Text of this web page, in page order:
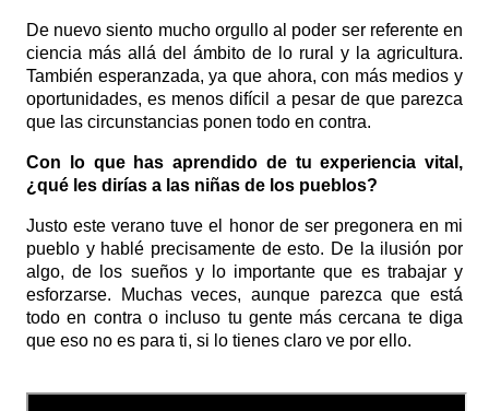
De nuevo siento mucho orgullo al poder ser referente en
ciencia más allá del ámbito de lo rural y la agricultura.
También esperanzada, ya que ahora, con más medios y
oportunidades, es menos difícil a pesar de que parezca
que las circunstancias ponen todo en contra.
Con lo que has aprendido de tu experiencia vital,
¿qué les dirías a las niñas de los pueblos?
Justo este verano tuve el honor de ser pregonera en mi
pueblo y hablé precisamente de esto. De la ilusión por
algo, de los sueños y lo importante que es trabajar y
esforzarse. Muchas veces, aunque parezca que está
todo en contra o incluso tu gente más cercana te diga
que eso no es para ti, si lo tienes claro ve por ello.